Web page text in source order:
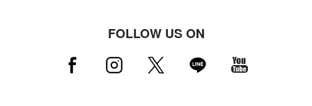
FOLLOW US ON